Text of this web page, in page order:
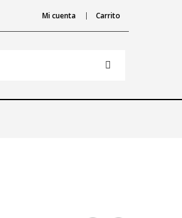
Mi cuenta Carrito